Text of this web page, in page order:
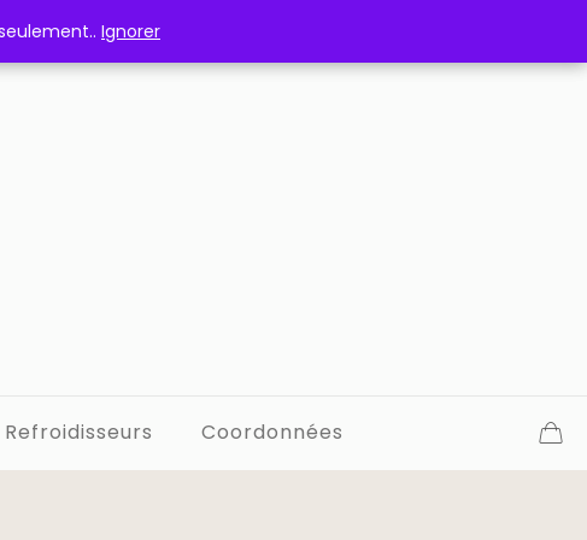
Refroidisseurs Coordonnées
Ignorer
Ignorer